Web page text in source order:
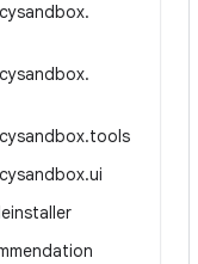
.
.
.tools
.ui